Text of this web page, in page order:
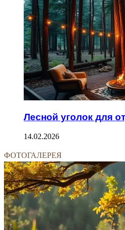
Лесной уголок для
14.02.2026
ФОТОГАЛЕРЕЯ